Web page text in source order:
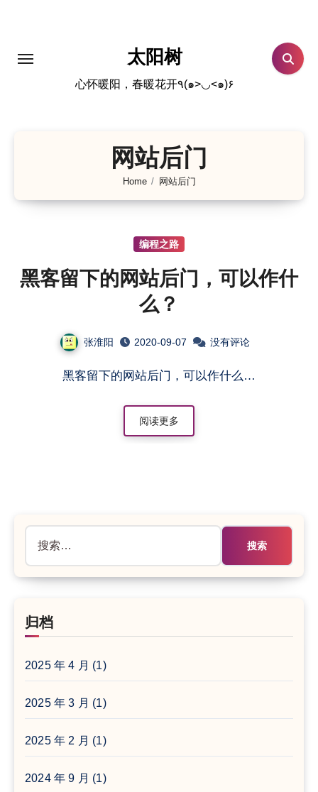
太阳树
心怀暖阳，春暖花开٩(๑>◡<๑)۶
网站后门
Home 网站后门
编程之路
黑客留下的网站后门，可以作什
么？
张淮阳 2020-09-07 没有评论
黑客留下的网站后门，可以作什么…
阅读更多
索：
归档
2025 年 4 月 (1)
2025 年 3 月 (1)
2025 年 2 月 (1)
2024 年 9 月 (1)